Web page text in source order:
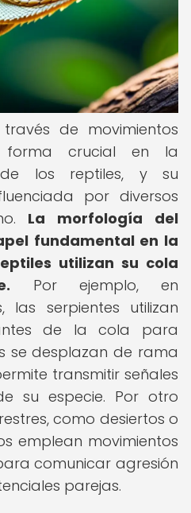
de movimientos
crucial en la
los reptiles, y su
por diversos
La morfología del
fundamental en la
utilizan su cola
Por ejemplo, en
las serpientes utilizan
de la cola para
se desplazan de rama
transmitir señales
su especie. Por otro
como desiertos o
emplean movimientos
comunicar agresión
parejas.